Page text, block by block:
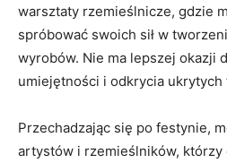
warsztaty rzemieślnicze, gdzie
spróbować swoich sił w
wyrobów. Nie‌ ma lepszej okazji⁢
umiejętności i‍ odkrycia ukrytych
Przechadzając się po⁣ festynie,
artystów i rzemieślników, którzy